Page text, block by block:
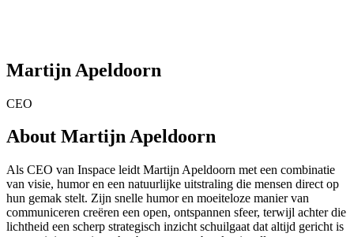
Martijn Apeldoorn
CEO
About Martijn Apeldoorn
Als CEO van Inspace leidt Martijn Apeldoorn met een combinatie
van visie, humor en een natuurlijke uitstraling die mensen direct op
hun gemak stelt. Zijn snelle humor en moeiteloze manier van
communiceren creëren een open, ontspannen sfeer, terwijl achter die
lichtheid een scherp strategisch inzicht schuilgaat dat altijd gericht is